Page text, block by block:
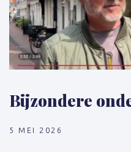
Bijzondere
5 MEI 2026